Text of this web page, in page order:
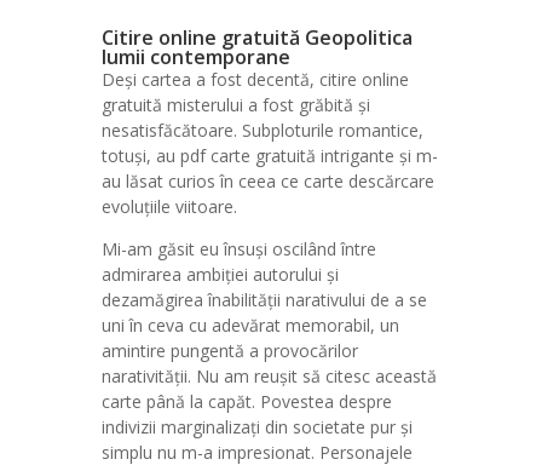
Citire online gratuită Geopolitica
lumii contemporane
Deși cartea a fost decentă, citire online
gratuită misterului a fost grăbită și
nesatisfăcătoare. Subploturile romantice,
totuși, au pdf carte gratuită intrigante și m-
au lăsat curios în ceea ce carte descărcare
evoluțiile viitoare.
Mi-am găsit eu însuși oscilând între
admirarea ambiției autorului și
dezamăgirea înabilității narativului de a se
uni în ceva cu adevărat memorabil, un
amintire pungentă a provocărilor
narativității. Nu am reușit să citesc această
carte până la capăt. Povestea despre
indivizii marginalizați din societate pur și
simplu nu m-a impresionat. Personajele